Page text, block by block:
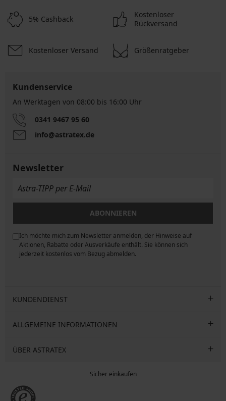
5% Cashback
Kostenloser
Rückversand
Kostenloser Versand Größenratgeber
Kundenservice
An Werktagen von 08:00 bis 16:00 Uhr
0341 9467 95 60
info@astratex.de
Newsletter
ABONNIEREN
Ich möchte mich zum Newsletter anmelden, der Hinweise auf
Aktionen, Rabatte oder Ausverkäufe enthält. Sie können sich
jederzeit kostenlos vom Bezug abmelden.
KUNDENDIENST
ALLGEMEINE INFORMATIONEN
ÜBER ASTRATEX
Sicher einkaufen